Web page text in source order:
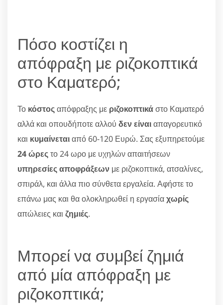
Πόσο κοστίζει η
απόφραξη με ριζοκοπτικά
στο Καματερό;
Το κόστοςαπόφραξης με ριζοκοπτικάστο Καματερό
αλλά και οπουδήποτε αλλού δεν είναιαπαγορευτικό
και κυμαίνεταιαπό 60-120 Ευρώ. Σας εξυπηρετούμε
24 ώρεςτο 24 ωρο με υχηλών απαιτήσεων
υπηρεσίες αποφράξεων με ριζοκοπτικά, ατσαλίνες,
σπιράλ, και άλλα πιο σύνθετα εργαλεία. Αφήστε το
επάνω μας και θα ολοκληρωθεί η εργασίαχωρίς
απώλειες και ζημιές.
Μπορεί να συμβεί ζημιά
από μία απόφραξη με
ριζοκοπτικά;